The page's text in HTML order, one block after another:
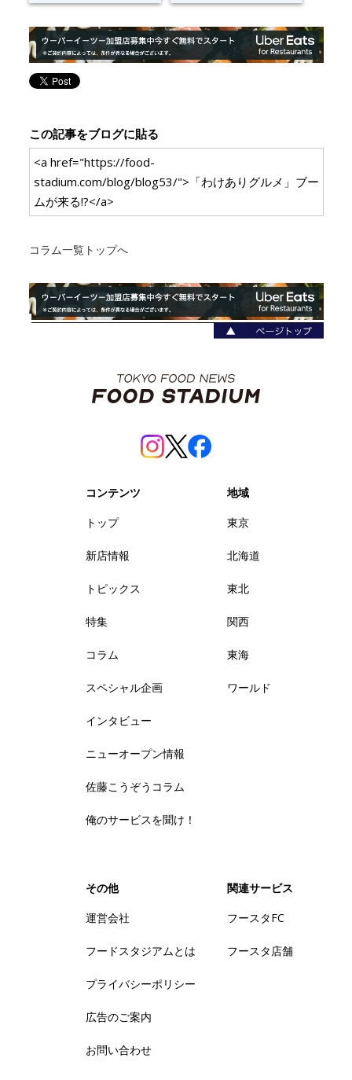
この記事をブログに貼る
<a href="https://food-
stadium.com/blog/blog53/">「わけありグルメ」ブー
ムが来る!?</a>
コラム一覧トップへ
コンテンツ
トップ
新店情報
トピックス
特集
コラム
スペシャル企画
インタビュー
ニューオープン情報
佐藤こうぞうコラム
俺のサービスを聞け！
地域
東京
北海道
東北
関西
東海
ワールド
その他
運営会社
フードスタジアムとは
プライバシーポリシー
広告のご案内
お問い合わせ
関連サービス
フースタFC
フースタ店舗